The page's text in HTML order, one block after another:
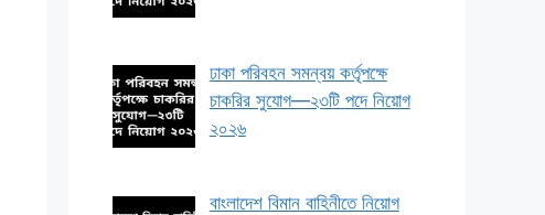
ঢাকা পরিবহন সমন্বয় কর্তৃপক্ষে
চাকরির সুযোগ—২৩টি পদে নিয়োগ
২০২৬
বাংলাদেশ বিমান বাহিনীতে নিয়োগ